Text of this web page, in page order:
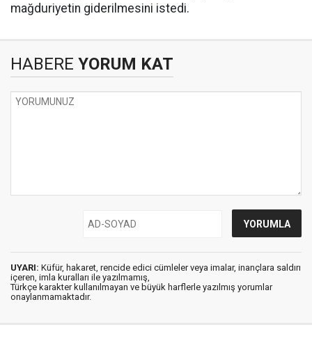
mağduriyetin giderilmesini istedi.
HABERE YORUM KAT
UYARI: Küfür, hakaret, rencide edici cümleler veya imalar, inançlara saldırı
içeren, imla kuralları ile yazılmamış,
Türkçe karakter kullanılmayan ve büyük harflerle yazılmış yorumlar
onaylanmamaktadır.